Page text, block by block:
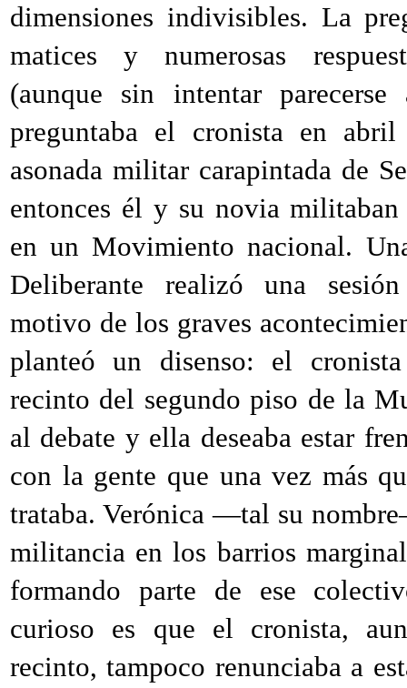
dimensiones indivisibles. La
matices y numerosas
(aunque sin intentar
preguntaba el cronista en
asonada militar carapintada de
entonces él y su novia
en un Movimiento nacional.
Deliberante realizó una
motivo de los graves
planteó un disenso: el
recinto del segundo piso de la
al debate y ella deseaba estar
con la gente que una vez más
trataba. Verónica —tal su
militancia en los barrios
formando parte de ese
curioso es que el cronista,
recinto, tampoco renunciaba a